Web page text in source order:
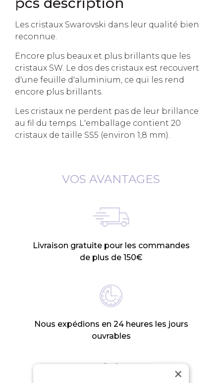
Les cristaux Swarovski dans leur qualité bien
reconnue.
Encore plus beaux et plus brillants que les
cristaux SW. Le dos des cristaux est recouvert
d'une feuille d'aluminium, ce qui les rend
encore plus brillants.
Les cristaux ne perdent pas de leur brillance
au fil du temps. L'emballage contient 20
cristaux de taille SS5 (environ 1,8 mm).
VOS AVANTAGES
Livraison gratuite pour les commandes
de plus de 150€
Nous expédions en 24 heures les jours
ouvrables
×